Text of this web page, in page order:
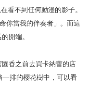
看不到任何動漫的影子。
你當我的伴奏者」。而這
開端。
香之前去買卡納蕾的店
排的櫻花樹中，可以看